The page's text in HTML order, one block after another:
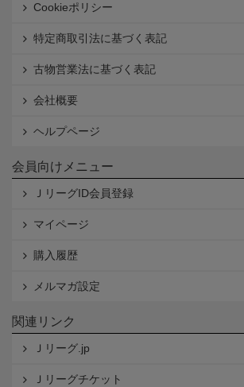
Cookieポリシー
特定商取引法に基づく表記
古物営業法に基づく表記
会社概要
ヘルプページ
会員向けメニュー
ＪリーグID会員登録
マイページ
購入履歴
メルマガ設定
関連リンク
Ｊリーグ.jp
Ｊリーグチケット